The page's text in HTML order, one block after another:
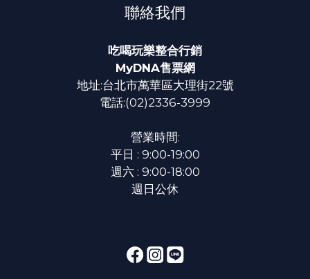
聯絡我們
吃喝玩樂整合行銷
MyDNA售票網
地址:台北市萬華區大理街22號
電話:(02)2336-3999
營業時間:
平日 : 9:00-19:00
週六 : 9:00-18:00
週日公休